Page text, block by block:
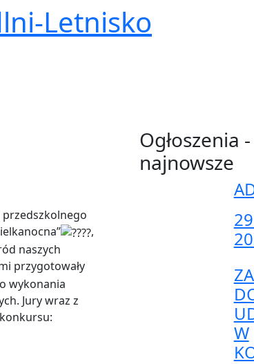
Letnisko
przedszkolnego
,
naszych
przygotowały
wykonania
Jury wraz z
Ogłoszenia -
najnowsze
W